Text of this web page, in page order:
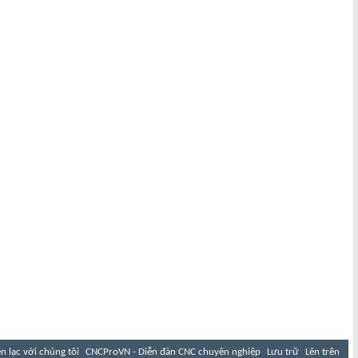
lạc với chúng tôi CNCProVN - Diễn đàn CNC chuyên nghiệp Lưu trữ Lên trên